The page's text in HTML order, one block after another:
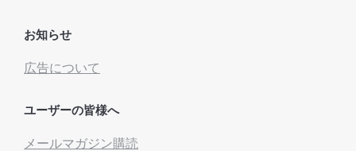
お知らせ
広告について
ユーザーの皆様へ
メールマガジン購読